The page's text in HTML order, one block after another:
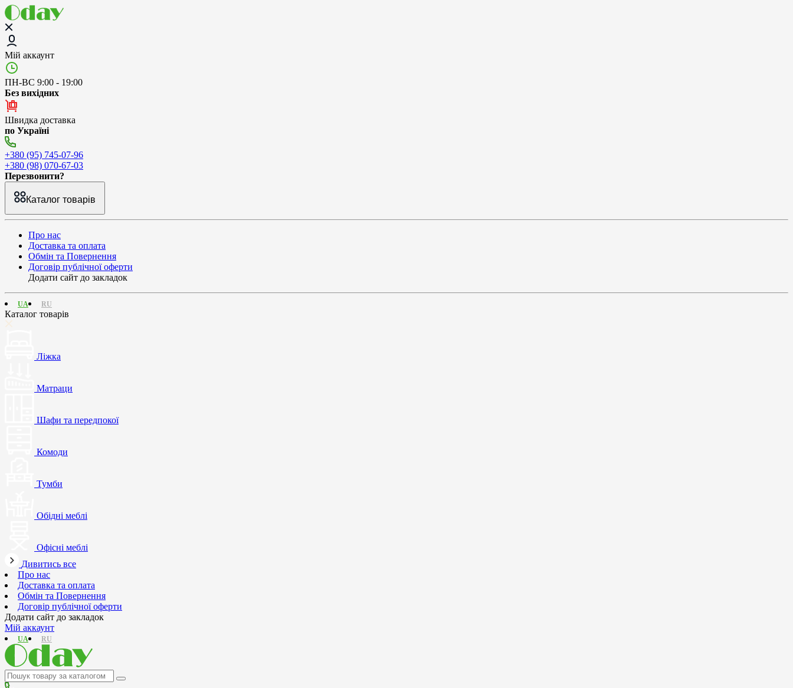
Мій аккаунт
ПН-ВС 9:00 - 19:00
Без вихідних
Швидка доставка
по Україні
+380 (95) 745-07-96
+380 (98) 070-67-03
Перезвонити?
Каталог товарів
Про нас
Доставка та оплата
Обмін та Повернення
Договір публічної оферти
Додати сайт до закладок
RU
UA
Каталог товарів
Ліжка
Матраци
Шафи та передпокої
Комоди
Тумби
Обідні меблі
Офісні меблі
Дивитись все
Про нас
Доставка та оплата
Обмін та Повернення
Договір публічної оферти
Додати сайт до закладок
Мій аккаунт
RU
UA